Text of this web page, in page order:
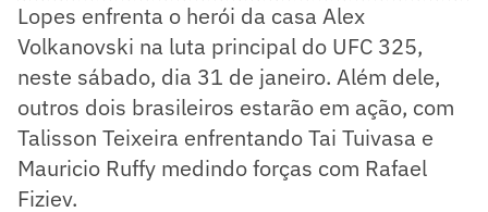
Lopes enfrenta o herói da casa Alex
Volkanovski na luta principal do UFC 325,
neste sábado, dia 31 de janeiro. Além dele,
outros dois brasileiros estarão em ação, com
Talisson Teixeira enfrentando Tai Tuivasa e
Mauricio Ruffy medindo forças com Rafael
Fiziev.